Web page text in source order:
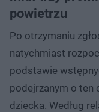
powietrzu
Po otrzymaniu
natychmiast
podstawie
podejrzanym o ten
dziecka. Według